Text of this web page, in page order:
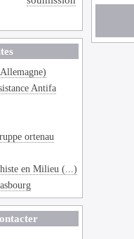
Antifa
ortenau
en Milieu (...)